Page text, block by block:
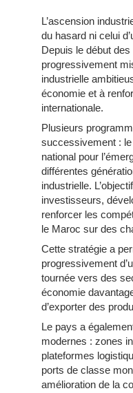
L’ascension
du hasard ni celui
Depuis le début
progressivement
industrielle
économie et à
internationale.
Plusieurs
successivement :
national pour
différentes
industrielle.
investisseurs,
renforcer les
le Maroc sur des
Cette stratégie a
progressivement
tournée vers des
économie
d’exporter des
Le pays a
modernes : zones
plateformes
ports de classe
amélioration de la